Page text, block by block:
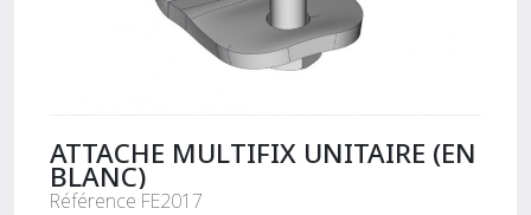
ATTACHE MULTIFIX UNITAIRE (EN
BLANC)
Référence FE2017